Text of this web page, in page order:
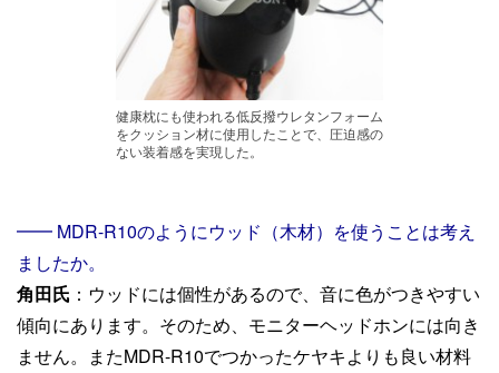
健康枕にも使われる低反撥ウレタンフォーム
をクッション材に使用したことで、圧迫感の
ない装着感を実現した。
━━ MDR-R10のようにウッド（木材）を使うことは考え
ましたか。
角田氏 ：ウッドには個性があるので、音に色がつきやすい
傾向にあります。そのため、モニターヘッドホンには向き
ません。またMDR-R10でつかったケヤキよりも良い材料